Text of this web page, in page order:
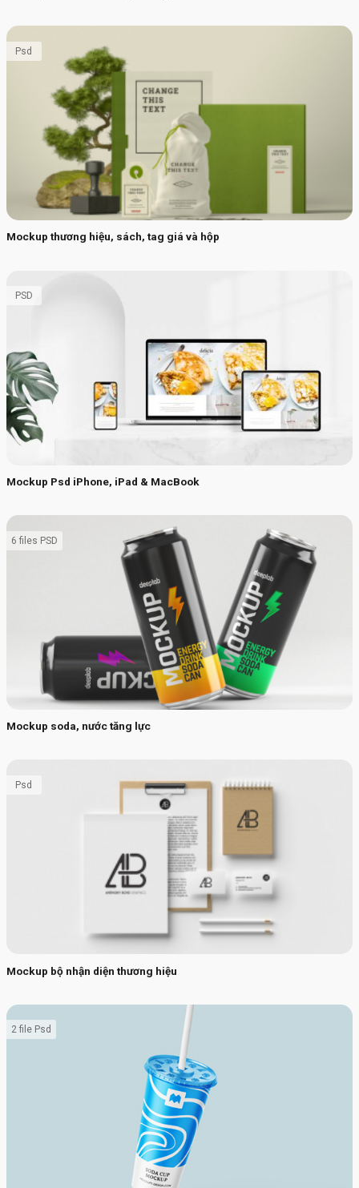
Mockup thương hiệu, sách, tag giá và hộp
Psd
Mockup Psd iPhone, iPad & MacBook
PSD
Mockup soda, nước tăng lực
6 files PSD
Mockup bộ nhận diện thương hiệu
Psd
2 file Psd